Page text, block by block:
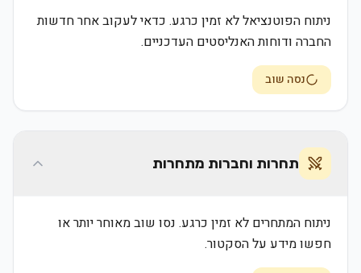
ניתוח הפוטנציאל לא זמין כרגע. כדאי לעקוב אחר חדשות
החברה ודוחות האנליסטים העדכניים.
נסה שוב
תחרות וחברות מתחרות
ניתוח המתחרים לא זמין כרגע. נסו שוב מאוחר יותר או
חפשו מידע על הסקטור.